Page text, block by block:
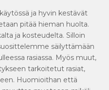
ja hyvin kestävät
pitää hieman huolta.
ja kosteudelta. Silloin
säilyttämään
rasiassa. Myös muut,
tarkoitetut rasiat,
Huomioithan että